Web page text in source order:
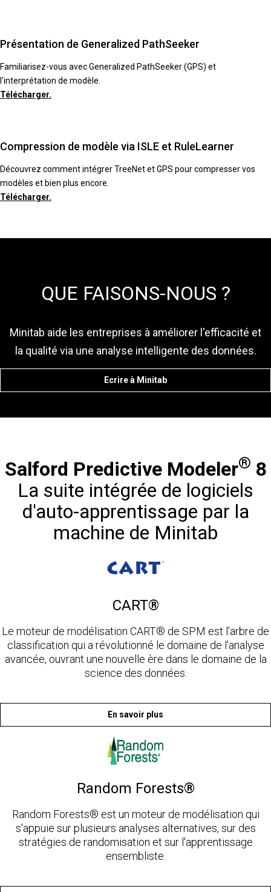
Présentation de Generalized PathSeeker
Familiarisez-vous avec Generalized PathSeeker (GPS) et
l'interprétation de modèle.
Télécharger.
Compression de modèle via ISLE et RuleLearner
Découvrez comment intégrer TreeNet et GPS pour compresser vos
modèles et bien plus encore.
Télécharger.
QUE FAISONS-NOUS ?
Minitab aide les entreprises à améliorer l'efficacité et
la qualité via une analyse intelligente des données.
Ecrire à Minitab
Salford Predictive Modeler® 8
La suite intégrée de logiciels
d'auto-apprentissage par la
machine de Minitab
CART®
Le moteur de modélisation CART® de SPM est l'arbre de
classification qui a révolutionné le domaine de l'analyse
avancée, ouvrant une nouvelle ère dans le domaine de la
science des données.
En savoir plus
Random Forests®
Random Forests® est un moteur de modélisation qui
s'appuie sur plusieurs analyses alternatives, sur des
stratégies de randomisation et sur l'apprentissage
ensembliste.